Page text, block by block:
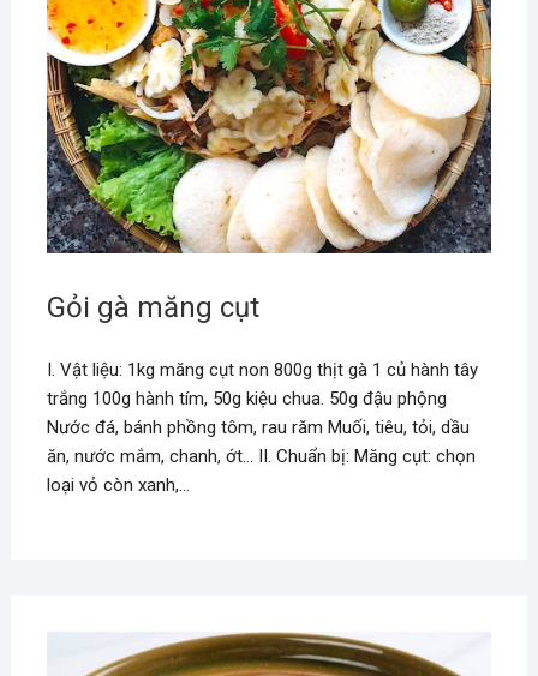
Gỏi gà măng cụt
I. Vật liệu: 1kg măng cụt non 800g thịt gà 1 củ hành tây
trắng 100g hành tím, 50g kiệu chua. 50g đậu phộng
Nước đá, bánh phồng tôm, rau răm Muối, tiêu, tỏi, dầu
ăn, nước mắm, chanh, ớt… II. Chuẩn bị: Măng cụt: chọn
loại vỏ còn xanh,…